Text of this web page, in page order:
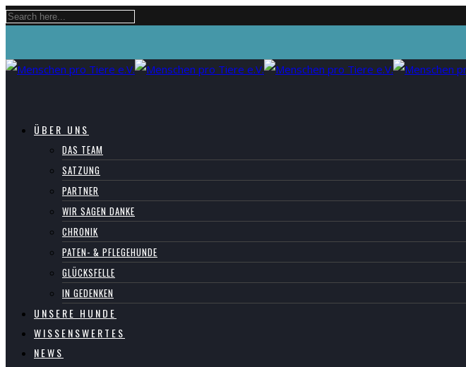
ÜBER UNS
DAS TEAM
SATZUNG
PARTNER
WIR SAGEN DANKE
CHRONIK
PATEN- & PFLEGEHUNDE
GLÜCKSFELLE
IN GEDENKEN
UNSERE HUNDE
WISSENSWERTES
NEWS